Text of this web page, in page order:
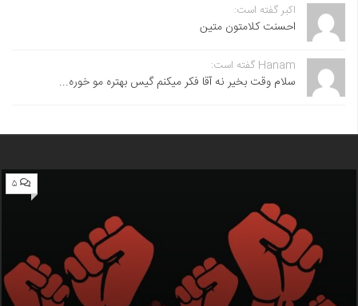
اکبر گفته است:
احسنت ‌کلامتون متین
Hanam گفته است:
سلام وقت بخیر نه آقا فکر میکنم گیس بهتره مو خوره...
۵